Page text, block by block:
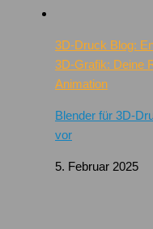
3D-Druck Blog:
3D-Grafik: Deine
Animation
Blender für 3D-
vor
5. Februar 2025